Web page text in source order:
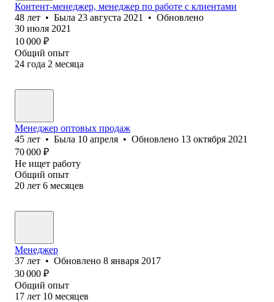
Контент-менеджер, менеджер по работе с клиентами
48 лет • Была 23 августа 2021 • Обновлено
30 июля 2021
10 000 ₽
Общий опыт
24 года 2 месяца
Менеджер оптовых продаж
45 лет • Была 10 апреля • Обновлено 13 октября 2021
70 000 ₽
Не ищет работу
Общий опыт
20 лет 6 месяцев
Менеджер
37 лет • Обновлено 8 января 2017
30 000 ₽
Общий опыт
17 лет 10 месяцев